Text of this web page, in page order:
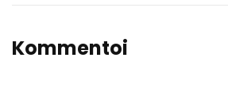
Kommentoi